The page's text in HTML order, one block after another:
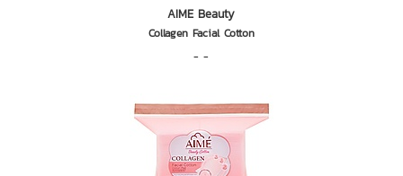
AIME Beauty
Collagen Facial Cotton
- -